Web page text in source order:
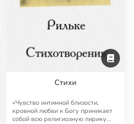
Стихи
«Чувство интимной близости,
кровной любви к Богу приникает
собой всю религиозную лирику